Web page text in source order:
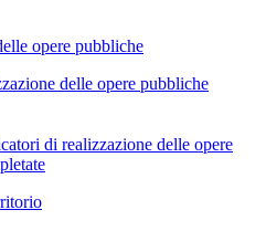
opere pubbliche
delle opere pubbliche
di realizzazione delle opere